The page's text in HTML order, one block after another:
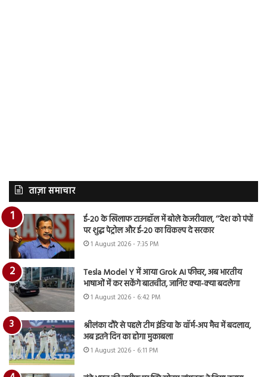
ताज़ा समाचार
ई-20 के खिलाफ टाउनहॉल में बोले केजरीवाल, ‘‘देश को पंपों
पर शुद्ध पेट्रोल और ई-20 का विकल्प दे सरकार
1 August 2026 - 7:35 PM
Tesla Model Y में आया Grok AI फीचर, अब भारतीय
भाषाओं में कर सकेंगे बातचीत, जानिए क्या-क्या बदलेगा
1 August 2026 - 6:42 PM
श्रीलंका दौरे से पहले टीम इंडिया के वॉर्म-अप मैच में बदलाव,
अब इतने दिन का होगा मुकाबला
1 August 2026 - 6:11 PM